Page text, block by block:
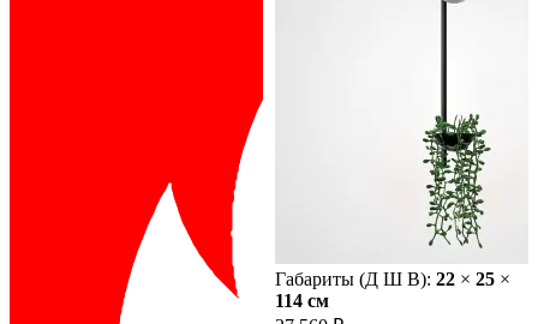
Габариты (Д Ш В): 22 × 25 ×
114 cм